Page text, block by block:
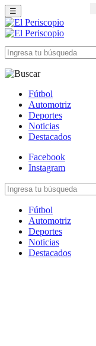
☰
Fútbol
Automotriz
Deportes
Noticias
Destacados
Facebook
Instagram
Fútbol
Automotriz
Deportes
Noticias
Destacados